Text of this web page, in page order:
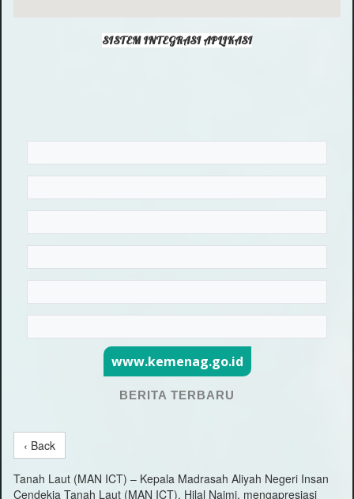
SISTEM INTEGRASI APLIKASI
www.kemenag.go.id
BERITA TERBARU
‹ Back
Tanah Laut (MAN ICT) – Kepala Madrasah Aliyah Negeri Insan
Cendekia Tanah Laut (MAN ICT), Hilal Najmi, mengapresiasi